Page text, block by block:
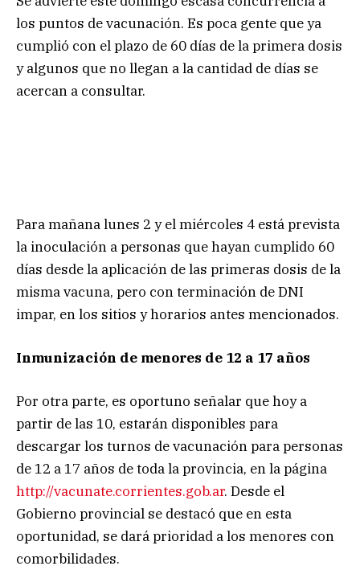
los puntos de vacunación. Es poca gente que ya
cumplió con el plazo de 60 días de la primera dosis
y algunos que no llegan a la cantidad de días se
acercan a consultar.
Para mañana lunes 2 y el miércoles 4 está prevista
la inoculación a personas que hayan cumplido 60
días desde la aplicación de las primeras dosis de la
misma vacuna, pero con terminación de DNI
impar, en los sitios y horarios antes mencionados.
Inmunización de menores de 12 a 17 años
Por otra parte, es oportuno señalar que hoy a
partir de las 10, estarán disponibles para
descargar los turnos de vacunación para personas
de 12 a 17 años de toda la provincia, en la página
http://vacunate.corrientes.gob.ar. Desde el
Gobierno provincial se destacó que en esta
oportunidad, se dará prioridad a los menores con
comorbilidades.